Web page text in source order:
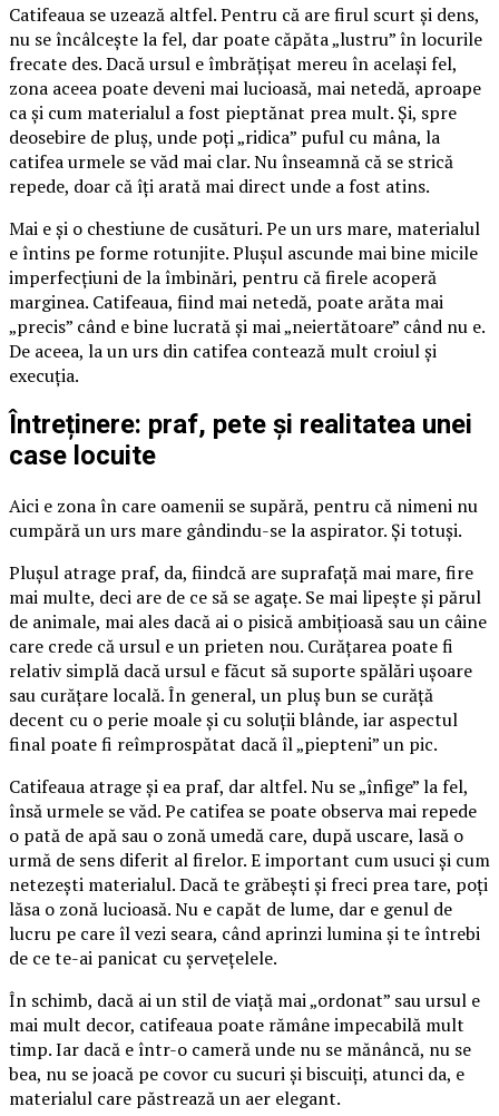
Catifeaua se uzează altfel. Pentru că are firul scurt și dens,
nu se încâlcește la fel, dar poate căpăta „lustru” în locurile
frecate des. Dacă ursul e îmbrățișat mereu în același fel,
zona aceea poate deveni mai lucioasă, mai netedă, aproape
ca și cum materialul a fost pieptănat prea mult. Și, spre
deosebire de pluș, unde poți „ridica” puful cu mâna, la
catifea urmele se văd mai clar. Nu înseamnă că se strică
repede, doar că îți arată mai direct unde a fost atins.
Mai e și o chestiune de cusături. Pe un urs mare, materialul
e întins pe forme rotunjite. Plușul ascunde mai bine micile
imperfecțiuni de la îmbinări, pentru că firele acoperă
marginea. Catifeaua, fiind mai netedă, poate arăta mai
„precis” când e bine lucrată și mai „neiertătoare” când nu e.
De aceea, la un urs din catifea contează mult croiul și
execuția.
Întreținere: praf, pete și realitatea unei
case locuite
Aici e zona în care oamenii se supără, pentru că nimeni nu
cumpără un urs mare gândindu-se la aspirator. Și totuși.
Plușul atrage praf, da, fiindcă are suprafață mai mare, fire
mai multe, deci are de ce să se agațe. Se mai lipește și părul
de animale, mai ales dacă ai o pisică ambițioasă sau un câine
care crede că ursul e un prieten nou. Curățarea poate fi
relativ simplă dacă ursul e făcut să suporte spălări ușoare
sau curățare locală. În general, un pluș bun se curăță
decent cu o perie moale și cu soluții blânde, iar aspectul
final poate fi reîmprospătat dacă îl „piepteni” un pic.
Catifeaua atrage și ea praf, dar altfel. Nu se „înfige” la fel,
însă urmele se văd. Pe catifea se poate observa mai repede
o pată de apă sau o zonă umedă care, după uscare, lasă o
urmă de sens diferit al firelor. E important cum usuci și cum
netezești materialul. Dacă te grăbești și freci prea tare, poți
lăsa o zonă lucioasă. Nu e capăt de lume, dar e genul de
lucru pe care îl vezi seara, când aprinzi lumina și te întrebi
de ce te-ai panicat cu șervețelele.
În schimb, dacă ai un stil de viață mai „ordonat” sau ursul e
mai mult decor, catifeaua poate rămâne impecabilă mult
timp. Iar dacă e într-o cameră unde nu se mănâncă, nu se
bea, nu se joacă pe covor cu sucuri și biscuiți, atunci da, e
materialul care păstrează un aer elegant.